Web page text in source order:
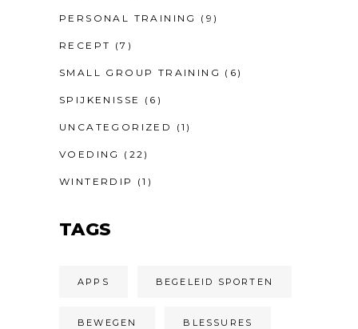
PERSONAL TRAINING (9)
RECEPT (7)
SMALL GROUP TRAINING (6)
SPIJKENISSE (6)
UNCATEGORIZED (1)
VOEDING (22)
WINTERDIP (1)
TAGS
APPS BEGELEID SPORTEN
BEWEGEN BLESSURES